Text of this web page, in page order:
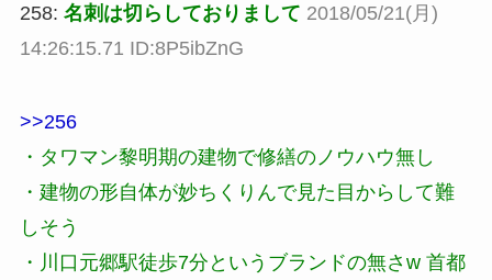
258: 名刺は切らしておりまして 2018/05/21(月)
14:26:15.71 ID:8P5ibZnG
>>256
・タワマン黎明期の建物で修繕のノウハウ無し
・建物の形自体が妙ちくりんで見た目からして難
しそう
・川口元郷駅徒歩7分というブランドの無さw 首都